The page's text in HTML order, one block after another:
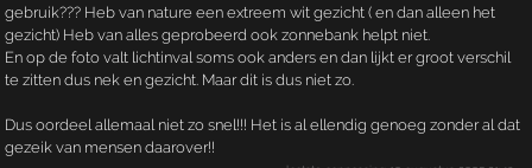
gebruik??? Heb van nature een extreem wit gezicht ( en dan alleen het
gezicht) Heb van alles geprobeerd ook zonnebank helpt niet.
En op de foto valt lichtinval soms ook anders en dan lijkt er groot verschil
te zitten dus nek en gezicht. Maar dit is dus niet zo.
Dus oordeel allemaal niet zo snel!!! Het is al ellendig genoeg zonder al dat
gezeik van mensen daarover!!